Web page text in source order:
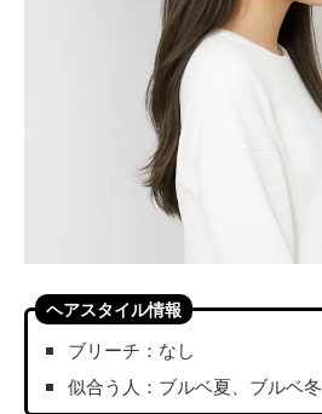
ヘアスタイル情報
ブリーチ：なし
似合う人：ブルベ夏、ブルベ冬